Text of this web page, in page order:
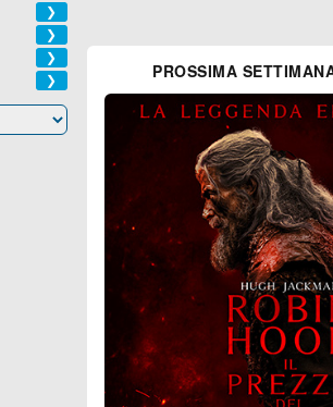
❯
❯
❯
❯ PROSSIMA